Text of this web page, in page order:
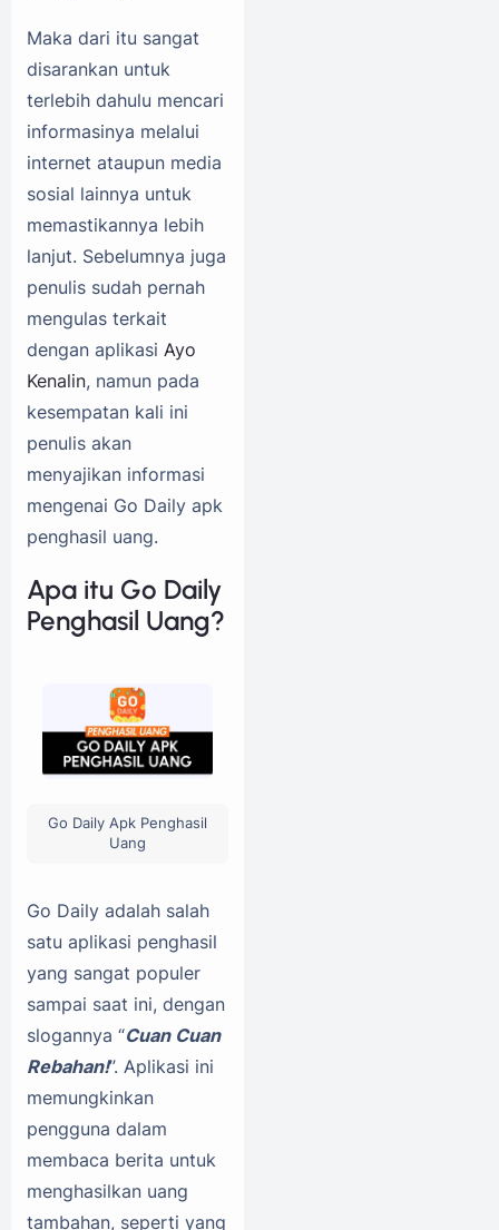
Maka dari itu sangat
disarankan untuk
terlebih dahulu mencari
informasinya melalui
internet ataupun media
sosial lainnya untuk
memastikannya lebih
lanjut. Sebelumnya juga
penulis sudah pernah
mengulas terkait
dengan aplikasi Ayo
Kenalin, namun pada
kesempatan kali ini
penulis akan
menyajikan informasi
mengenai Go Daily apk
penghasil uang.
Apa itu Go Daily
Penghasil Uang?
Go Daily Apk Penghasil
Uang
Go Daily adalah salah
satu aplikasi penghasil
yang sangat populer
sampai saat ini, dengan
slogannya “Cuan Cuan
Rebahan!”. Aplikasi ini
memungkinkan
pengguna dalam
membaca berita untuk
menghasilkan uang
tambahan, seperti yang